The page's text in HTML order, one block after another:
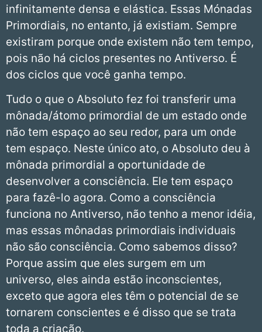
infinitamente densa e elástica. Essas Mónadas
Primordiais, no entanto, já existiam. Sempre
existiram porque onde existem não tem tempo,
pois não há ciclos presentes no Antiverso. É
dos ciclos que você ganha tempo.
Tudo o que o Absoluto fez foi transferir uma
mônada/átomo primordial de um estado onde
não tem espaço ao seu redor, para um onde
tem espaço. Neste único ato, o Absoluto deu à
mônada primordial a oportunidade de
desenvolver a consciência. Ele tem espaço
para fazê-lo agora. Como a consciência
funciona no Antiverso, não tenho a menor idéia,
mas essas mônadas primordiais individuais
não são consciência. Como sabemos disso?
Porque assim que eles surgem em um
universo, eles ainda estão inconscientes,
exceto que agora eles têm o potencial de se
tornarem conscientes e é disso que se trata
toda a criação.